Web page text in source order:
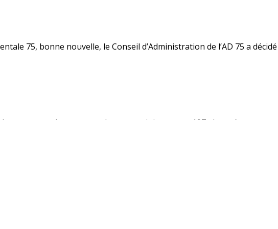
75, bonne nouvelle, le Conseil d’Administration de l’AD 75 a
accompagnant un ou des enfants au musée (pour rappel Le Louvre
vous à notre newsletter et rejoignez nos 197 abonnés.